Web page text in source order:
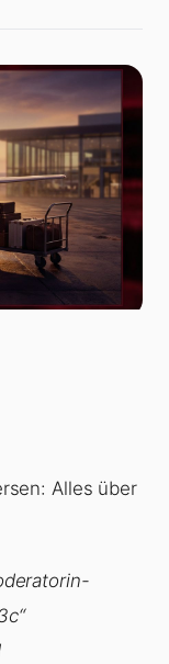
Alles über